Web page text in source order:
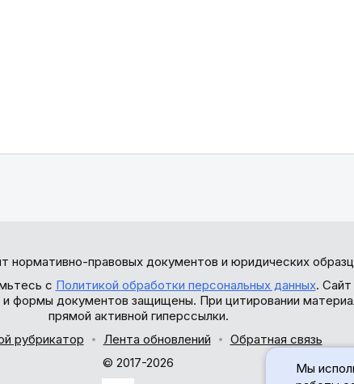
нормативно-правовых документов и юридических
с Политикой обработки персональных данных. Сайт
формы документов защищены. При цитировании
прямой активной гиперссылки.
рубрикатор
Лента обновлений
Обратная связь
© 2017-2026
Мы